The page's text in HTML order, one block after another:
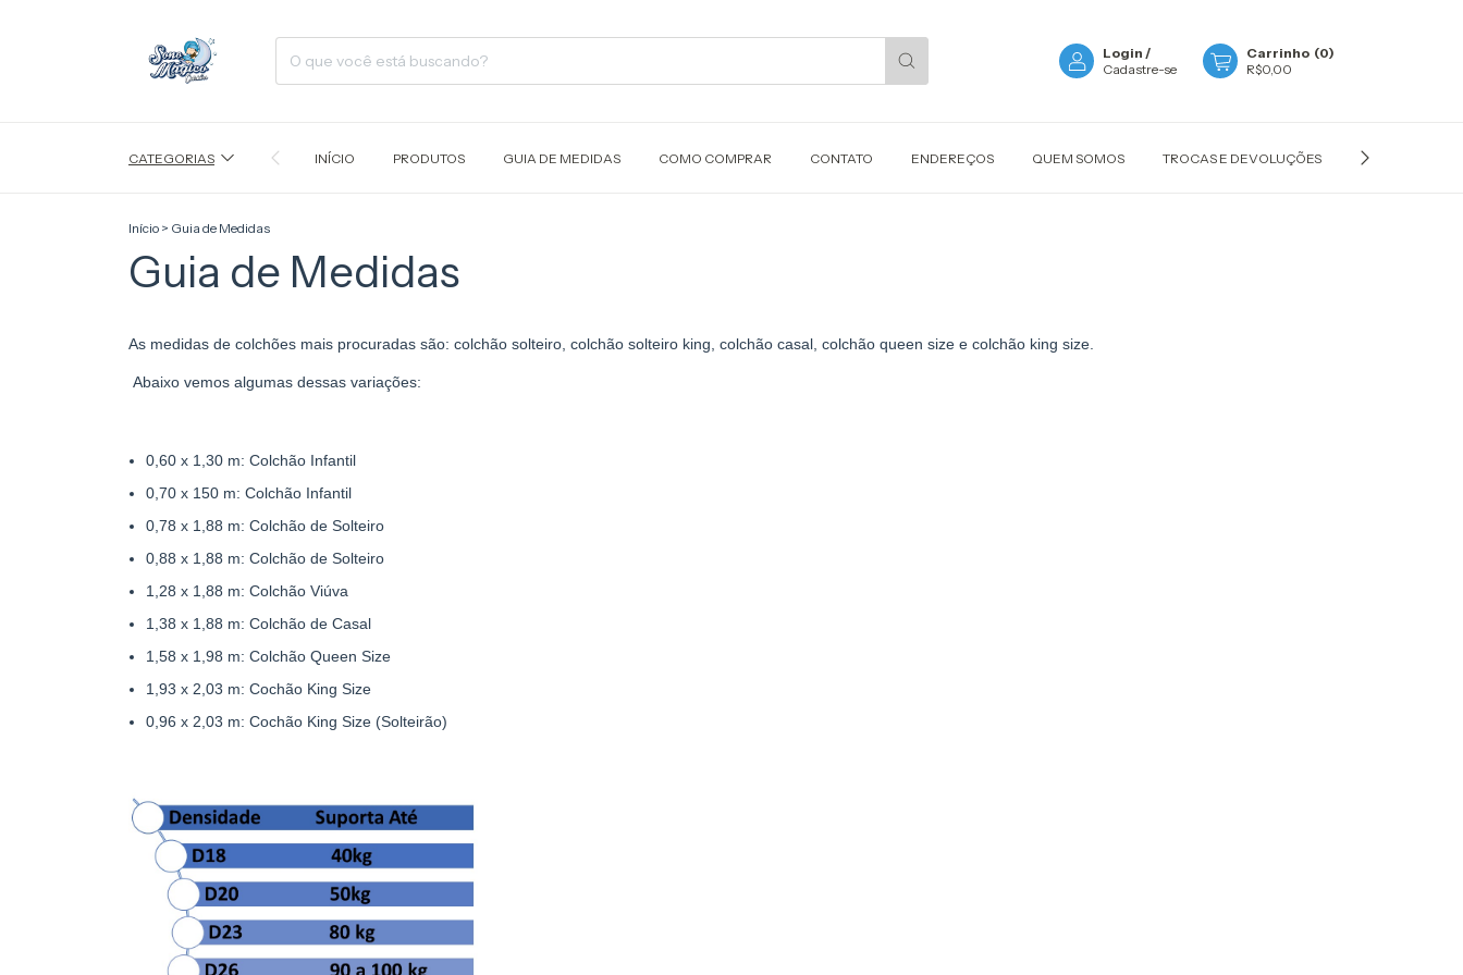
Login /
Cadastre-se
Carrinho (0)
R$0,00
CATEGORIAS INÍCIO PRODUTOS GUIA DE MEDIDAS COMO COMPRAR CONTATO ENDEREÇOS QUEM SOMOS TROCAS E DEVOLUÇÕES POLÍTICA DE
Início > Guia de Medidas
Guia de Medidas
As medidas de colchões mais procuradas são: colchão solteiro, colchão solteiro king, colchão casal, colchão queen size e colchão king size.
Abaixo vemos algumas dessas variações:
0,60 x 1,30 m: Colchão Infantil
0,70 x 150 m: Colchão Infantil
0,78 x 1,88 m: Colchão de Solteiro
0,88 x 1,88 m: Colchão de Solteiro
1,28 x 1,88 m: Colchão Viúva
1,38 x 1,88 m: Colchão de Casal
1,58 x 1,98 m: Colchão Queen Size
1,93 x 2,03 m: Cochão King Size
0,96 x 2,03 m: Cochão King Size (Solteirão)